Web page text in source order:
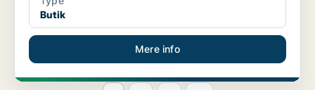
Butik
Mere info